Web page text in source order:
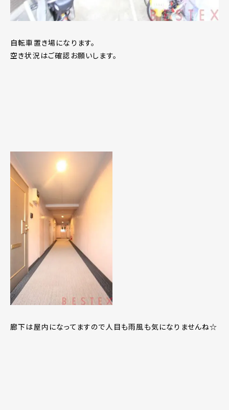
自転車置き場になります。
空き状況はご確認お願いします。
廊下は屋内になってますので人目も雨風も気になりませんね☆